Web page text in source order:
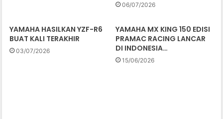
06/07/2026
YAMAHA HASILKAN YZF-R6
BUAT KALI TERAKHIR
03/07/2026
YAMAHA MX KING 150 EDISI
PRAMAC RACING LANCAR
DI INDONESIA…
15/06/2026